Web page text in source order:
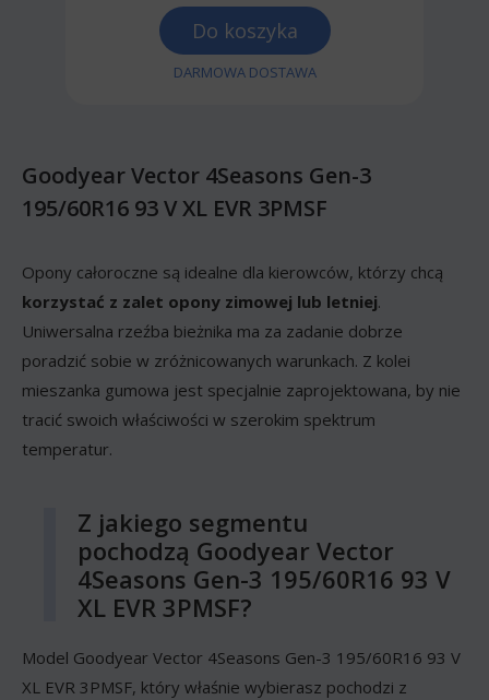
Do koszyka
DARMOWA DOSTAWA
Goodyear Vector 4Seasons Gen-3
195/60R16 93 V XL EVR 3PMSF
Opony całoroczne są idealne dla kierowców, którzy chcą
korzystać z zalet opony zimowej lub letniej.
Uniwersalna rzeźba bieżnika ma za zadanie dobrze
poradzić sobie w zróżnicowanych warunkach. Z kolei
mieszanka gumowa jest specjalnie zaprojektowana, by nie
tracić swoich właściwości w szerokim spektrum
temperatur.
Z jakiego segmentu
pochodzą Goodyear Vector
4Seasons Gen-3 195/60R16 93 V
XL EVR 3PMSF?
Model Goodyear Vector 4Seasons Gen-3 195/60R16 93 V
XL EVR 3PMSF, który właśnie wybierasz pochodzi z